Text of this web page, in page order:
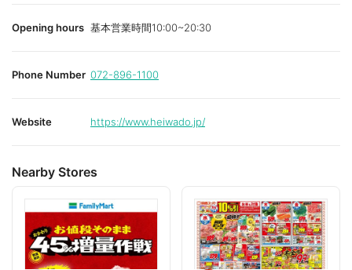
Opening hours 基本営業時間10:00~20:30
Phone Number 072-896-1100
Website https://www.heiwado.jp/
Nearby Stores